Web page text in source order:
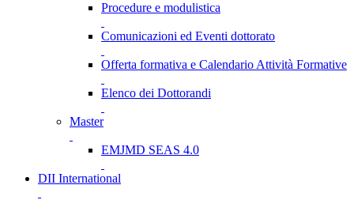
Procedure e modulistica
Comunicazioni ed Eventi dottorato
Offerta formativa e Calendario Attività Formative
Elenco dei Dottorandi
Master
EMJMD SEAS 4.0
DII International